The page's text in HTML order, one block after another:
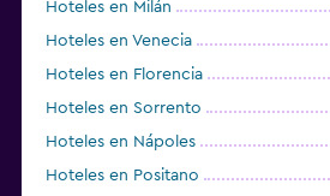
Hoteles en Milán
Hoteles en Venecia
Hoteles en Florencia
Hoteles en Sorrento
Hoteles en Nápoles
Hoteles en Positano